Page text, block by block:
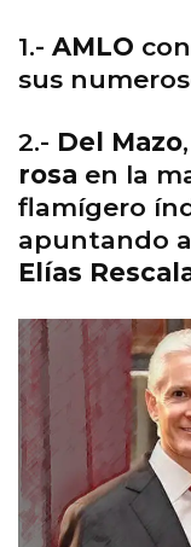
1.- AMLO
sus
2.- Del Mazo
rosa en la
flamígero
apuntando a
Elías